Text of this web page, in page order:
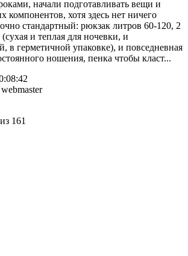
начали подготавливать вещи и
компонентов, хотя здесь нет ничего
стандартный: рюкзак литров 60-120, 2
и теплая для ночевки, и
в герметичной упаковке), и повседневная
ношения, пенка чтобы класт...
161